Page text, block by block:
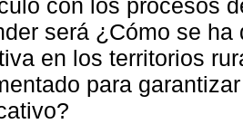
con los procesos
será ¿Cómo se
en los territorios
para